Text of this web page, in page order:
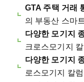
GTA 주택 거래
의 부동산 스마
다양한 모기지
크로스모기지
다양한 모기지
로스모기지 칼